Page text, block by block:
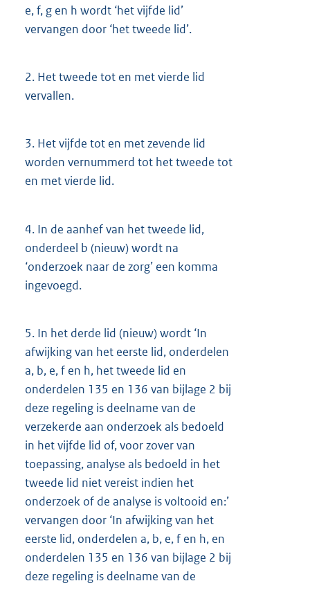
e, f, g en h wordt ‘het vijfde lid’
vervangen door ‘het tweede lid’.
2. Het tweede tot en met vierde lid
vervallen.
3. Het vijfde tot en met zevende lid
worden vernummerd tot het tweede tot
en met vierde lid.
4. In de aanhef van het tweede lid,
onderdeel b (nieuw) wordt na
‘onderzoek naar de zorg’ een komma
ingevoegd.
5. In het derde lid (nieuw) wordt ‘In
afwijking van het eerste lid, onderdelen
a, b, e, f en h, het tweede lid en
onderdelen 135 en 136 van bijlage 2 bij
deze regeling is deelname van de
verzekerde aan onderzoek als bedoeld
in het vijfde lid of, voor zover van
toepassing, analyse als bedoeld in het
tweede lid niet vereist indien het
onderzoek of de analyse is voltooid en:’
vervangen door ‘In afwijking van het
eerste lid, onderdelen a, b, e, f en h, en
onderdelen 135 en 136 van bijlage 2 bij
deze regeling is deelname van de